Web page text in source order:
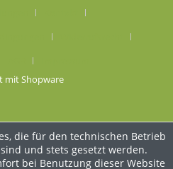
mit Shopware
die für den technischen Betrieb
und stets gesetzt werden.
bei Benutzung dieser Website